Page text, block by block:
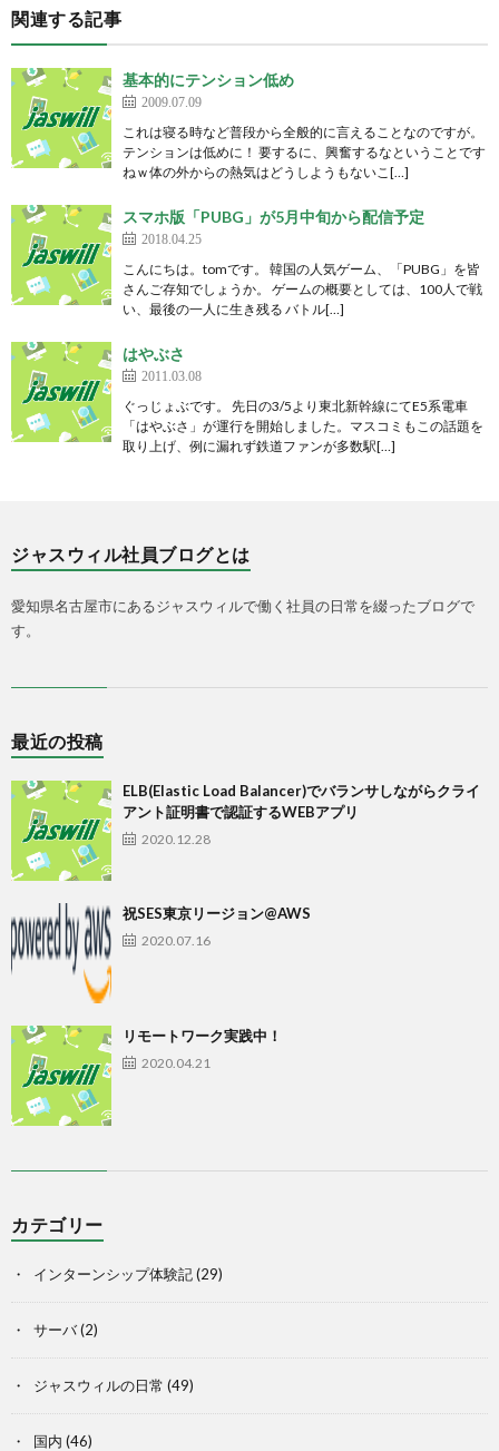
関連する記事
基本的にテンション低め
2009.07.09
これは寝る時など普段から全般的に言えることなのですが。
テンションは低めに！ 要するに、興奮するなということです
ねｗ体の外からの熱気はどうしようもないこ[…]
スマホ版「PUBG」が5月中旬から配信予定
2018.04.25
こんにちは。tomです。 韓国の人気ゲーム、「PUBG」を皆
さんご存知でしょうか。 ゲームの概要としては、100人で戦
い、最後の一人に生き残る バトル[…]
はやぶさ
2011.03.08
ぐっじょぶです。 先日の3/5より東北新幹線にてE5系電車
「はやぶさ」が運行を開始しました。マスコミもこの話題を
取り上げ、例に漏れず鉄道ファンが多数駅[…]
ジャスウィル社員ブログとは
愛知県名古屋市にあるジャスウィルで働く社員の日常を綴ったブログで
す。
最近の投稿
ELB(Elastic Load Balancer)でバランサしながらクライ
アント証明書で認証するWEBアプリ
2020.12.28
祝SES東京リージョン@AWS
2020.07.16
リモートワーク実践中！
2020.04.21
カテゴリー
インターンシップ体験記(29)
サーバ(2)
ジャスウィルの日常 (49)
国内 (46)